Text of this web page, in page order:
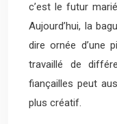
c’est le futur
Aujourd’hui, la
dire ornée d’une
travaillé de
fiançailles peut
plus créatif.